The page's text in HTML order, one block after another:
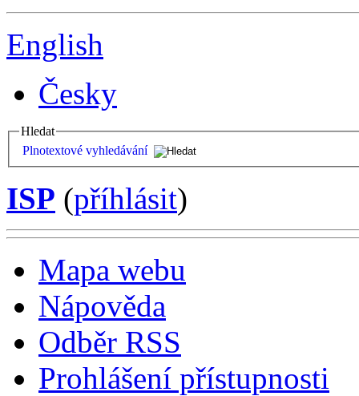
English
Česky
Hledat
Plnotextové vyhledávání
ISP (příhlásit)
Mapa webu
Nápověda
Odběr RSS
Prohlášení přístupnosti